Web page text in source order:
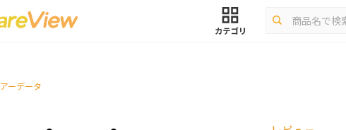
ーデータ